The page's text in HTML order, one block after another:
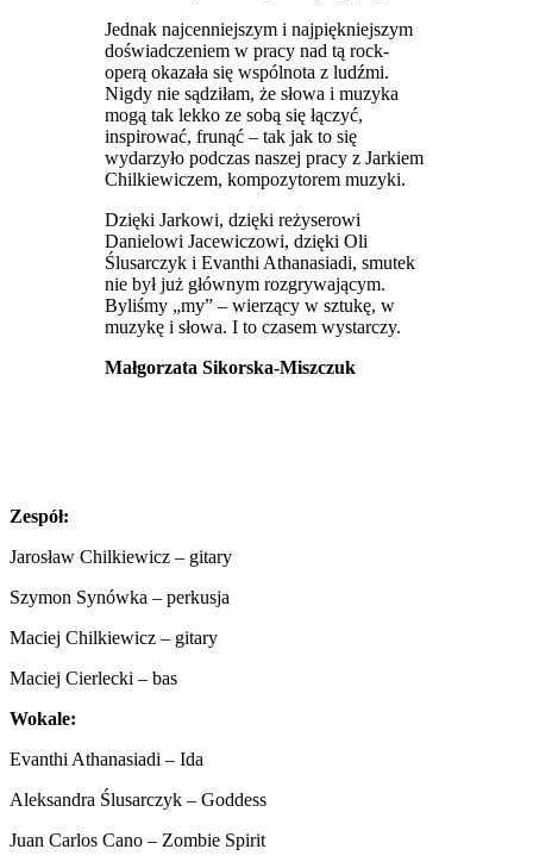
Jednak najcenniejszym i najpiękniejszym
doświadczeniem w pracy nad tą rock-
operą okazała się wspólnota z ludźmi.
Nigdy nie sądziłam, że słowa i muzyka
mogą tak lekko ze sobą się łączyć,
inspirować, frunąć – tak jak to się
wydarzyło podczas naszej pracy z Jarkiem
Chilkiewiczem, kompozytorem muzyki.
Dzięki Jarkowi, dzięki reżyserowi
Danielowi Jacewiczowi, dzięki Oli
Ślusarczyk i Evanthi Athanasiadi, smutek
nie był już głównym rozgrywającym.
Byliśmy „my” – wierzący w sztukę, w
muzykę i słowa. I to czasem wystarczy.
Małgorzata Sikorska-Miszczuk
Zespół:
Jarosław Chilkiewicz – gitary
Szymon Synówka – perkusja
Maciej Chilkiewicz – gitary
Maciej Cierlecki – bas
Wokale:
Evanthi Athanasiadi – Ida
Aleksandra Ślusarczyk – Goddess
Juan Carlos Cano – Zombie Spirit